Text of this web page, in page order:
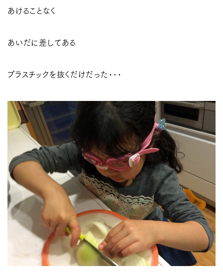
あけることなく
あいだに差してある
プラスチックを抜くだけだった･･･